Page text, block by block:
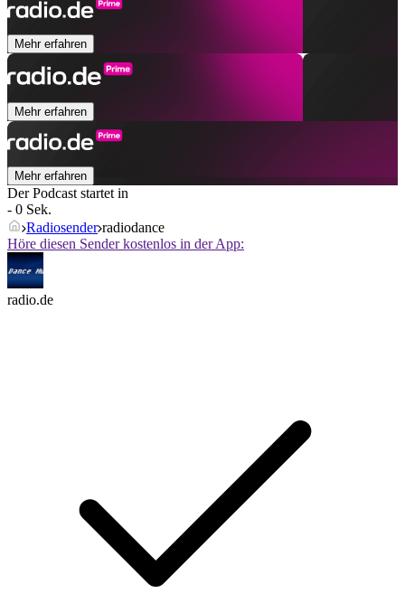
Mehr erfahren
Mehr erfahren
Mehr erfahren
Der Podcast startet in
- 0 Sek.
Radiosender radiodance
Höre diesen Sender kostenlos in der App:
radio.de